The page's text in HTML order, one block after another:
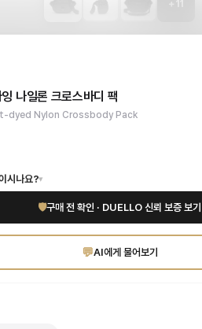
격, 하드웨어 색상, 내부 마감을 확인하며,
변심 시 반품 배송비는 고객 부담이며, 상
다.
남성을 위한 아이코닉 아이템입니다.
리티 하이엔드 인증 상품. 무료배송.
나일론 크로스바디 팩
dyed Nylon Crossbody Pack
시나요?▾
🛡구매 전 확인 · DUELLO 신뢰 보증 보기
💬AI에게 물어보기